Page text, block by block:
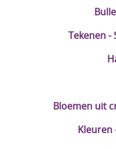
Kleurboeken en
Tekenen -
Bloemen uit
Kleuren